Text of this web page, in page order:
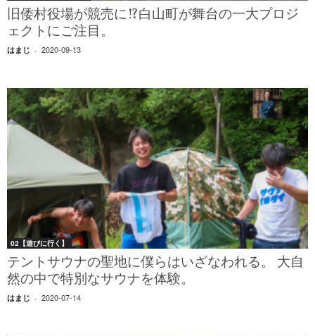
旧倭村役場が競売に!?白山町が舞台の一大プロジ
ェクトにご注目。
はまじ - 2020-09-13
02【遊びに行く】
テントサウナの聖地に僕らはいざなわれる。 大自
然の中で特別なサウナを体験。
はまじ - 2020-07-14